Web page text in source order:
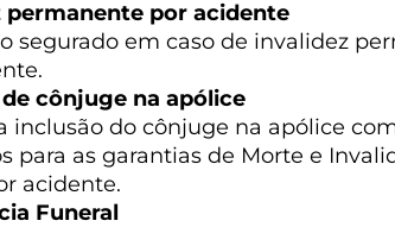
permanente por acidente
segurado em caso de invalidez
cônjuge na apólice
inclusão do cônjuge na apólice
para as garantias de Morte e
acidente.
Funeral